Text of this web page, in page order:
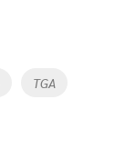
TGA